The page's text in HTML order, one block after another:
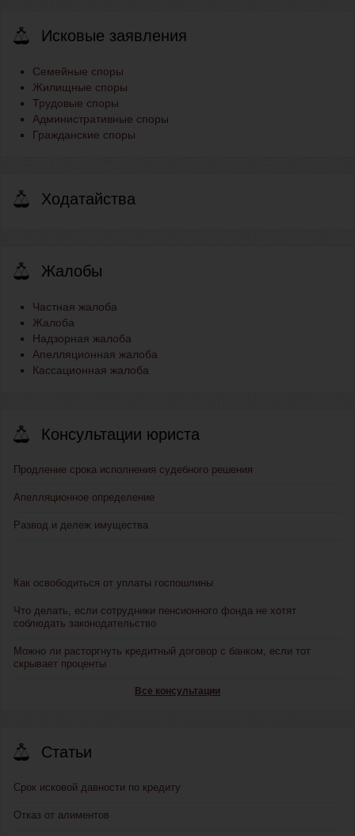
Исковые заявления
Семейные споры
Жилищные споры
Трудовые споры
Административные споры
Гражданские споры
Ходатайства
Жалобы
Частная жалоба
Жалоба
Надзорная жалоба
Апелляционная жалоба
Кассационная жалоба
Консультации юриста
Продление срока исполнения судебного решения
Апелляционное определение
Развод и дележ имущества
Как освободиться от уплаты госпошлины
Что делать, если сотрудники пенсионного фонда не хотят
соблюдать законодательство
Можно ли расторгнуть кредитный договор с банком, если тот
скрывает проценты
Все консультации
Статьи
Срок исковой давности по кредиту
Отказ от алиментов